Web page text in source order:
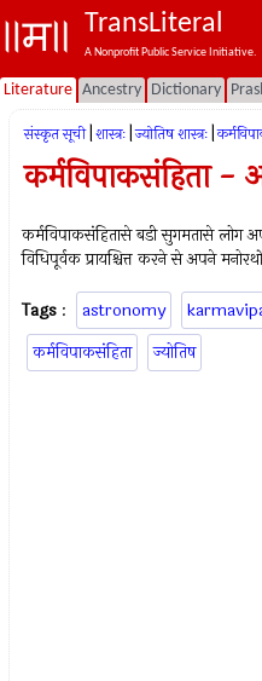
TransLiteral
A Nonprofit Public Service Initiative.
Literature Ancestry Dictionary
संस्कृत सूची शास्त्रः ज्योतिष शास्त्रः
कर्मविपाकसंहिता -
कर्मविपाकसंहितासे बडी सुगमतासे लोग
विधिपूर्वक प्रायश्चित्त करने से अपने
Tags : astronomy
कर्मविपाकसंहिता
ज्योतिष